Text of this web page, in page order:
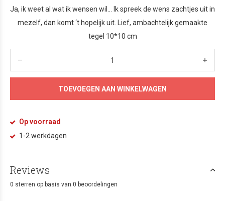
Ja, ik weet al wat ik wensen wil… Ik spreek de wens zachtjes uit in
mezelf, dan komt ‘t hopelijk uit. Lief, ambachtelijk gemaakte
tegel 10*10 cm
TOEVOEGEN AAN WINKELWAGEN
Op voorraad
1-2 werkdagen
Reviews
0 sterren op basis van 0 beoordelingen